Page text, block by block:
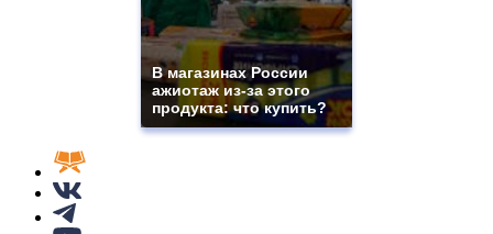
В магазинах России
ажиотаж из-за этого
продукта: что купить?